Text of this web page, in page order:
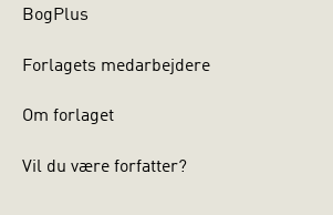
BogPlus
Forlagets medarbejdere
Om forlaget
Vil du være forfatter?